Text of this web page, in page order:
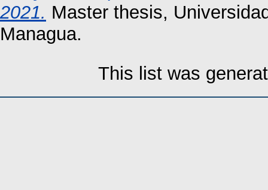
2021. Master thesis,
Managua.
This list was